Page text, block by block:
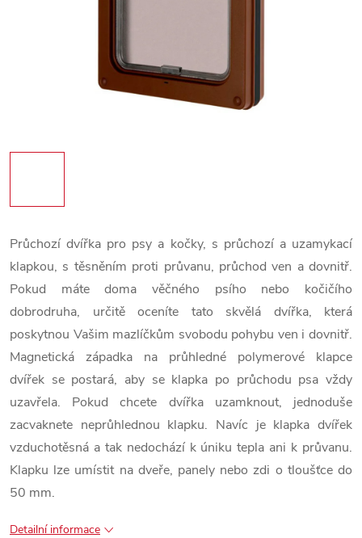
Průchozí dvířka pro psy a kočky, s průchozí a uzamykací
klapkou, s těsněním proti průvanu, průchod ven a dovnitř.
Pokud máte doma věčného psího nebo kočičího
dobrodruha, určitě oceníte tato skvělá dvířka, která
poskytnou Vašim mazlíčkům svobodu pohybu ven i dovnitř.
Magnetická západka na průhledné polymerové klapce
dvířek se postará, aby se klapka po průchodu psa vždy
uzavřela. Pokud chcete dvířka uzamknout, jednoduše
zacvaknete neprůhlednou klapku. Navíc je klapka dvířek
vzduchotěsná a tak nedochází k úniku tepla ani k průvanu.
Klapku lze umístit na dveře, panely nebo zdi o tloušťce do
50 mm.
Detailní informace